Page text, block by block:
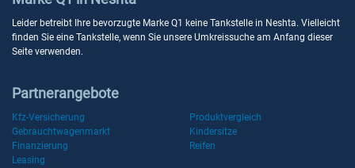
Leider betreibt Ihre bevorzugte Marke Q1 keine Tankstelle in Neshta. Vielleicht
finden Sie eine Tankstelle, wenn Sie unsere Umkreissuche am Anfang dieser
Seite verwenden.
Partnerangebote
Kfz-Versicherung
Produktvergleich
Gebrauchtwagenmarkt
Kindersitze
Finanzierung
Reifen
Leasing